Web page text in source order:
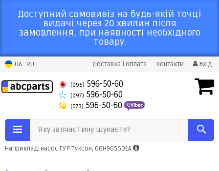
Доступний самовивіз на будь-якій точці
видачі через 20 хвилин після
замовлення, при наявності необхідного
товару.
UA RU Доставка і оплата Контакти Вхід
(095) 596-50-60
(097) 596-50-60
(073) 596-50-60
Яку запчастину шукаєте?
Наприклад: насос ГУР Туксон, 06H905601A